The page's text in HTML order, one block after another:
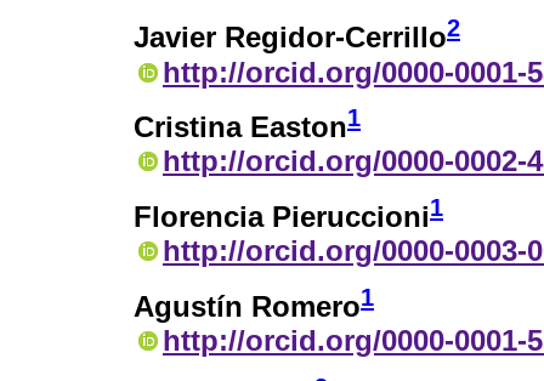
Javier Regidor-Cerrillo2
http://orcid.org/0000-0001-
Cristina Easton1
http://orcid.org/0000-0002-
Florencia Pieruccioni1
http://orcid.org/0000-0003-
Agustín Romero1
http://orcid.org/0000-0001-